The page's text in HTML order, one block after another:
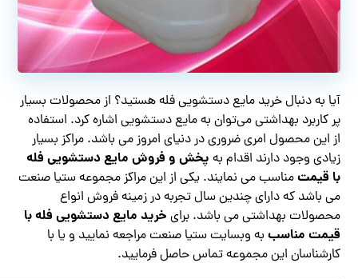
آیا به دنبال خرید مایع دستشویی فله هستید؟ از محصولات بسیار
پر کاربرد بهداشتی می‌توان به مایع دستشویی اشاره کرد. استفاده
از این محصول امری ضروری در دنیای امروز می باشد. مراکز بسیار
زیادی وجود دارند اقدام به پخش و فروش مایع دستشویی فله
با قیمتمناسب می نمایند. یکی از این مراکز مجموعه ستیا صنعت
می باشد که دارای چندین سال تجربه در زمینه فروش انواع
محصولات بهداشتی می باشد. برای خرید مایع دستشویی فله با
قیمت مناسب به وبسایت ستیا صنعت مراجعه نمایید و یا با
کارشناسان این مجموعه تماس حاصل فرمایید.